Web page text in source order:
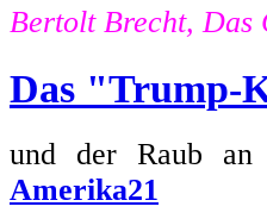
Bertolt Brecht, Das
Das "Trump-
und der Raub an
Amerika21